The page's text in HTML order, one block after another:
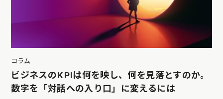
コラム
ビジネスのKPIは何を映し、何を見落とすのか。
数字を「対話への入り口」に変えるには